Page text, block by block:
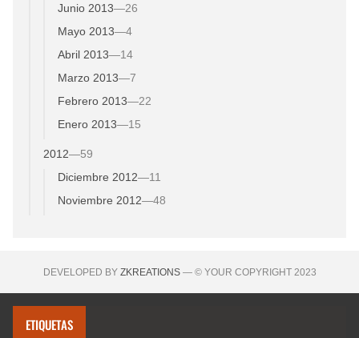
Junio 2013—26
Mayo 2013—4
Abril 2013—14
Marzo 2013—7
Febrero 2013—22
Enero 2013—15
2012—59
Diciembre 2012—11
Noviembre 2012—48
DEVELOPED BY ZKREATIONS— © YOUR COPYRIGHT 2023
ETIQUETAS